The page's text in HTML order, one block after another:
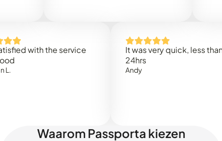
with the service
It was very quick, less than
Waarom Passporta kiezen